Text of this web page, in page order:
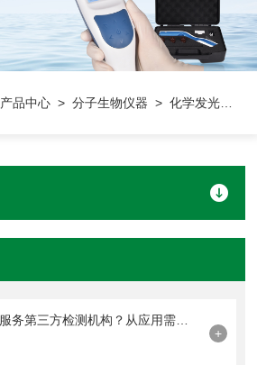
产品中心 >分子生物仪器 > 化学发光成像仪
凝胶电泳成像仪如何服务第三方检测机构？从应用需求看品牌选择方向
+